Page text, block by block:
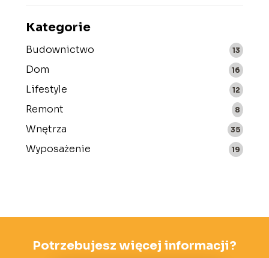
Kategorie
Budownictwo 13
Dom 16
Lifestyle 12
Remont 8
Wnętrza 35
Wyposażenie 19
Potrzebujesz więcej informacji?